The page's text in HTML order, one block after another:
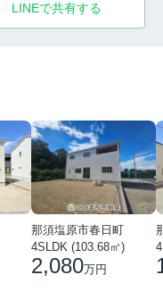
LINEで共有する
那須塩原市春日町
4SLDK (103.68㎡)
2,080万円